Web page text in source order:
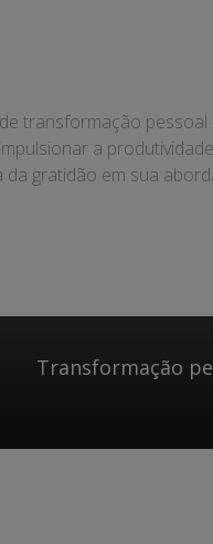
transformação
a
gratidão em sua
Transformação